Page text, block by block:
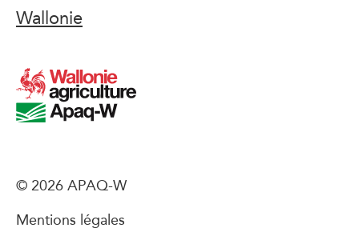
Wallonie
© 2026 APAQ-W
Mentions légales